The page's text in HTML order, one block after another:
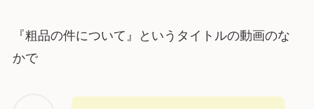
『粗品の件について』というタイトルの動画のな
かで